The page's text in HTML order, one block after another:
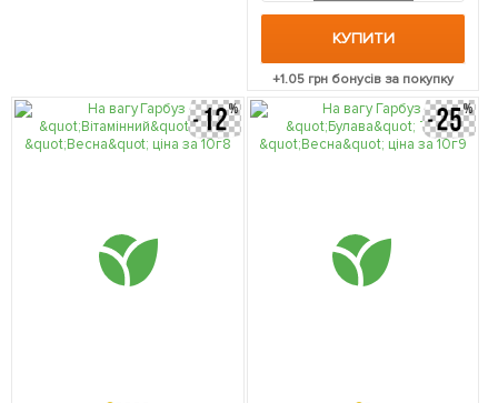
КУПИТИ
+1.05грн бонусів за покупку